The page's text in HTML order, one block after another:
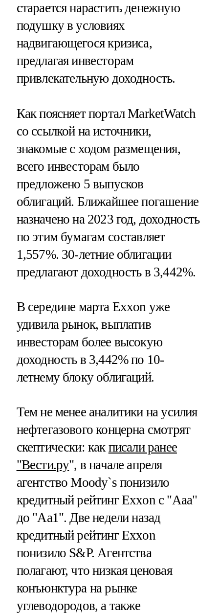
старается нарастить денежную
подушку в условиях
надвигающегося кризиса,
предлагая инвесторам
привлекательную доходность.
Как поясняет портал MarketWatch
со ссылкой на источники,
знакомые с ходом размещения,
всего инвесторам было
предложено 5 выпусков
облигаций. Ближайшее погашение
назначено на 2023 год, доходность
по этим бумагам составляет
1,557%. 30-летние облигации
предлагают доходность в 3,442%.
В середине марта Exxon уже
удивила рынок, выплатив
инвесторам более высокую
доходность в 3,442% по 10-
летнему блоку облигаций.
Тем не менее аналитики на усилия
нефтегазового концерна смотрят
скептически: как писали ранее
"Вести.ру", в начале апреля
агентство Moody`s понизило
кредитный рейтинг Exxon с "Aaa"
до "Aa1". Две недели назад
кредитный рейтинг Exxon
понизило S&P. Агентства
полагают, что низкая ценовая
конъюнктура на рынке
углеводородов, а также